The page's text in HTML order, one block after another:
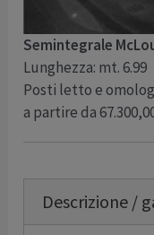
Semintegrale
Lunghezza: mt. 6.99
Posti letto e
a partire da
Descrizione /